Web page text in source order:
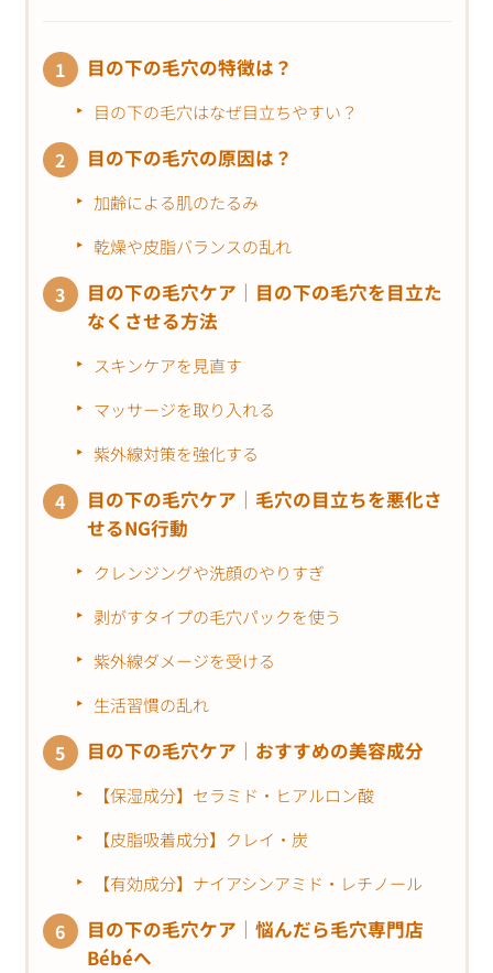
目の下の毛穴の特徴は？
目の下の毛穴はなぜ目立ちやすい？
目の下の毛穴の原因は？
加齢による肌のたるみ
乾燥や皮脂バランスの乱れ
目の下の毛穴ケア｜目の下の毛穴を目立た
なくさせる方法
スキンケアを見直す
マッサージを取り入れる
紫外線対策を強化する
目の下の毛穴ケア｜毛穴の目立ちを悪化さ
せるNG行動
クレンジングや洗顔のやりすぎ
剥がすタイプの毛穴パックを使う
紫外線ダメージを受ける
生活習慣の乱れ
目の下の毛穴ケア｜おすすめの美容成分
【保湿成分】セラミド・ヒアルロン酸
【皮脂吸着成分】クレイ・炭
【有効成分】ナイアシンアミド・レチノール
目の下の毛穴ケア｜悩んだら毛穴専門店
Bébéへ